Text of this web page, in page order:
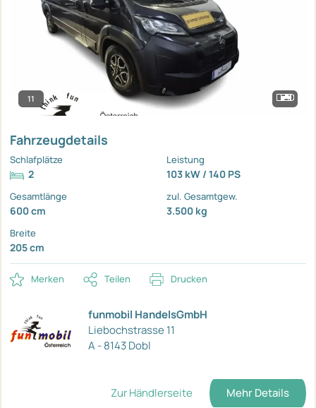
11
Fahrzeugdetails
Schlafplätze
2
Leistung
103 kW / 140 PS
Gesamtlänge
600 cm
zul. Gesamtgew.
3.500 kg
Breite
205 cm
Merken Teilen Drucken
funmobil HandelsGmbH
Liebochstrasse 11
A - 8143 Dobl
Zur Händlerseite Mehr Details